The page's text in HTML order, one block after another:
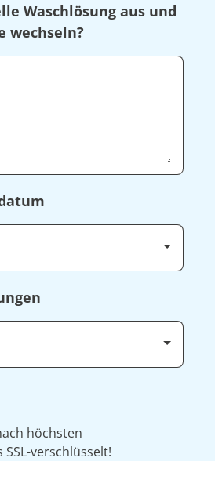
Waschlösung aus und
wechseln?
höchsten
verschlüsselt!